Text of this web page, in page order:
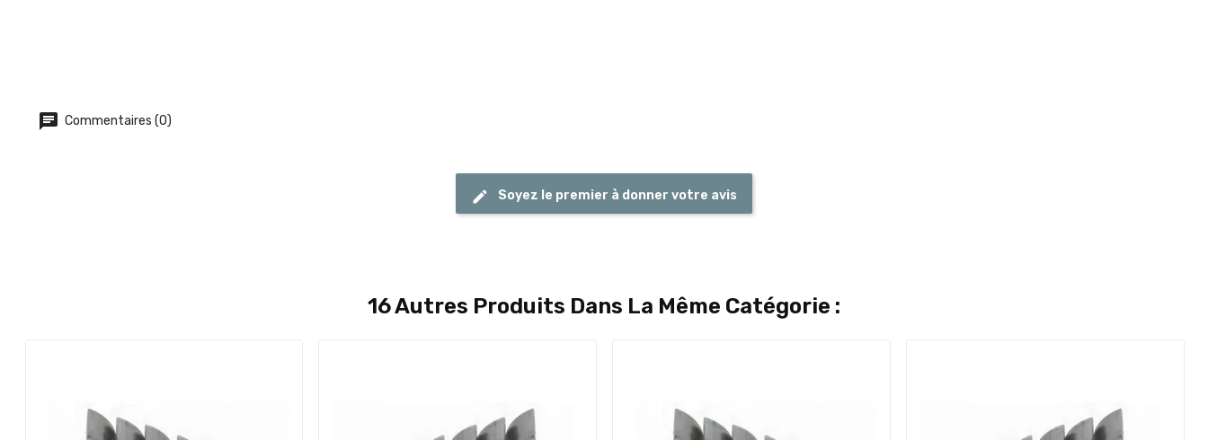
Commentaires (0)
Soyez le premier à donner votre avis
16 Autres Produits Dans La Même Catégorie :